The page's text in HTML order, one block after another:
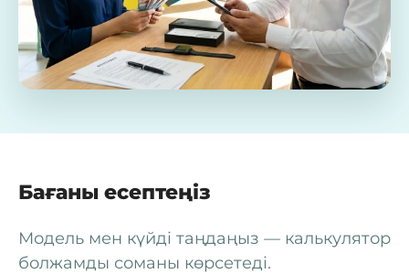
Бағаны есептеңіз
Модель мен күйді таңдаңыз — калькулятор
болжамды соманы көрсетеді.